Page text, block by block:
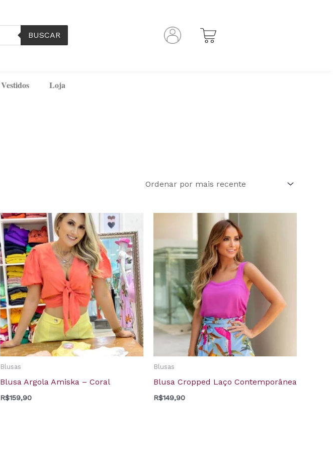
BUSCAR
Vestidos Loja
Blusas
Blusa Argola Amiska – Coral
R$159,90
Blusas
Blusa Cropped Laço Contemporânea
R$149,90